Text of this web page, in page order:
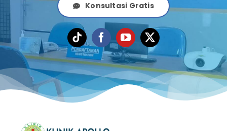
Konsultasi Gratis